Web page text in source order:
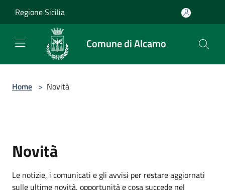
Regione Sicilia
Comune di Alcamo
Home > Novità
Novità
Le notizie, i comunicati e gli avvisi per restare aggiornati
sulle ultime novità, opportunità e cosa succede nel